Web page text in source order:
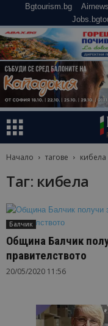
Bgtourism.bg
Начало тагове кибела
Таг: кибела
Балчик
Община Балчик
правителството
20/05/2020 11:56